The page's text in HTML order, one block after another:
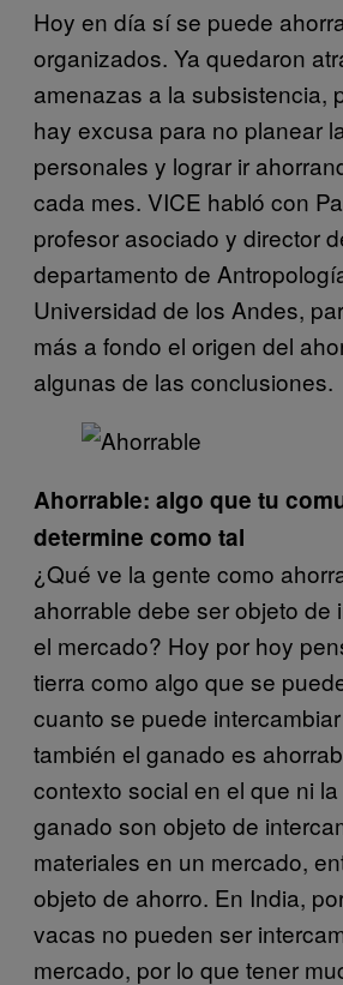
Hoy en día sí se puede
organizados. Ya quedaron
amenazas a la subsistencia,
hay excusa para no planear
personales y lograr ir
cada mes. VICE habló con
profesor asociado y director
departamento de
Universidad de los Andes,
más a fondo el origen del
algunas de las conclusiones.
Ahorrable: algo que tu
determine como tal
¿Qué ve la gente como
ahorrable debe ser objeto de
el mercado? Hoy por hoy
tierra como algo que se
cuanto se puede
también el ganado es
contexto social en el que ni
ganado son objeto de
materiales en un mercado,
objeto de ahorro. En India,
vacas no pueden ser
mercado, por lo que tener